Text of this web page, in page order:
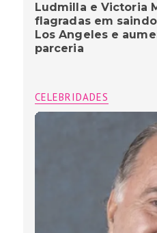
Ludmilla e Victoria
flagradas em
Los Angeles e
parceria
CELEBRIDADES